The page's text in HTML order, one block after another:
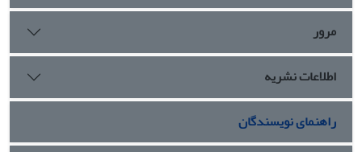
مرور
اطلاعات نشریه
راهنمای نویسندگان